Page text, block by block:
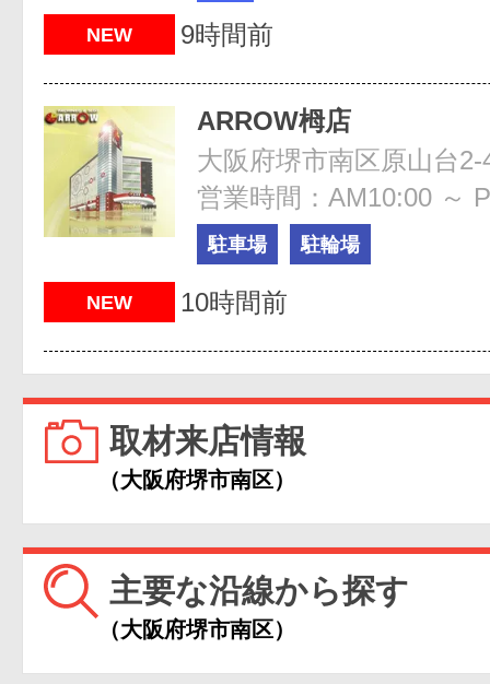
NEW 9時間前
ARROW栂店
大阪府堺市南区原山台2-
営業時間：AM10:00 ～
駐車場 駐輪場
NEW 10時間前
取材来店情報
（大阪府堺市南区）
主要な沿線から探す
（大阪府堺市南区）